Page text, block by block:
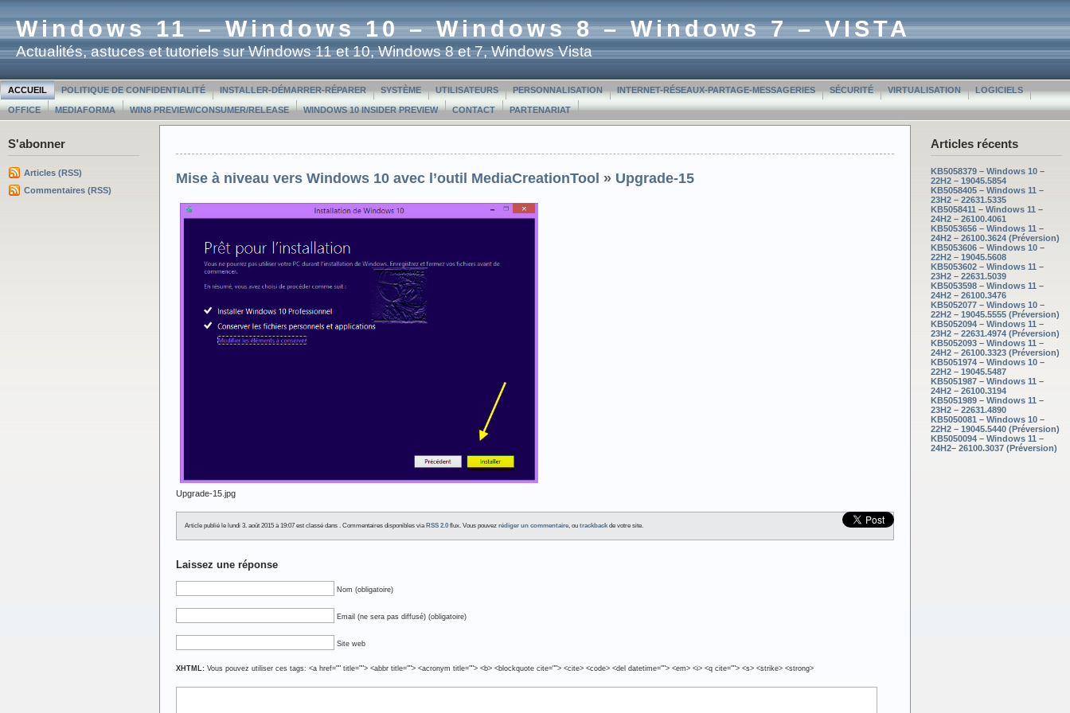
Windows 11 – Windows 10 – Windows 8 – Windows 7 – VISTA
Actualités, astuces et tutoriels sur Windows 11 et 10, Windows 8 et 7, Windows Vista
ACCUEIL POLITIQUE DE CONFIDENTIALITÉ INSTALLER-DÉMARRER-RÉPARER SYSTÈME UTILISATEURS PERSONNALISATION INTERNET-RÉSEAUX-PARTAGE-MESSAGERIES SÉCURITÉ VIRTUALISATION LOGICIELS
OFFICE MEDIAFORMA WIN8 PREVIEW/CONSUMER/RELEASE WINDOWS 10 INSIDER PREVIEW CONTACT PARTENARIAT
S'abonner
Articles (RSS)
Commentaires (RSS)
Articles récents
KB5058379 – Windows 10 –
22H2 – 19045.5854
KB5058405 – Windows 11 –
23H2 – 22631.5335
KB5058411 – Windows 11 –
24H2 – 26100.4061
KB5053656 – Windows 11 –
24H2 – 26100.3624 (Préversion)
KB5053606 – Windows 10 –
22H2 – 19045.5608
KB5053602 – Windows 11 –
23H2 – 22631.5039
KB5053598 – Windows 11 –
24H2 – 26100.3476
KB5052077 – Windows 10 –
22H2 – 19045.5555 (Préversion)
KB5052094 – Windows 11 –
23H2 – 22631.4974 (Préversion)
KB5052093 – Windows 11 –
24H2 – 26100.3323 (Préversion)
KB5051974 – Windows 10 –
22H2 – 19045.5487
KB5051987 – Windows 11 –
24H2 – 26100.3194
KB5051989 – Windows 11 –
23H2 – 22631.4890
KB5050081 – Windows 10 –
22H2 – 19045.5440 (Préversion)
KB5050094 – Windows 11 –
24H2– 26100.3037 (Préversion)
Mise à niveau vers Windows 10 avec l’outil MediaCreationTool » Upgrade-15
Upgrade-15.jpg
Article publié le lundi 3. août 2015 à 19:07 est classé dans . Commentaires disponibles via RSS 2.0 flux. Vous pouvez rédiger un commentaire, ou trackbackde votre site.
Laissez une réponse
Nom (obligatoire)
Email (ne sera pas diffusé) (obligatoire)
Site web
XHTML: Vous pouvez utiliser ces tags: <a href="" title=""> <abbr title=""> <acronym title=""> <b> <blockquote cite=""> <cite> <code> <del datetime=""> <em> <i> <q cite=""> <s> <strike> <strong>